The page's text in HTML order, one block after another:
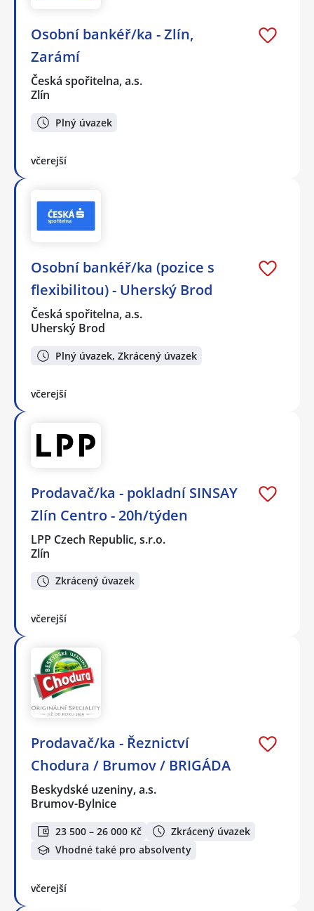
Osobní bankéř/ka - Zlín,
Zarámí
Česká spořitelna, a.s.
Zlín
Plný úvazek
včerejší
Osobní bankéř/ka (pozice s
flexibilitou) - Uherský Brod
Česká spořitelna, a.s.
Uherský Brod
Plný úvazek, Zkrácený úvazek
včerejší
Prodavač/ka - pokladní SINSAY
Zlín Centro - 20h/týden
LPP Czech Republic, s.r.o.
Zlín
Zkrácený úvazek
včerejší
Prodavač/ka - Řeznictví
Chodura / Brumov / BRIGÁDA
Beskydské uzeniny, a.s.
Brumov-Bylnice
23 500 – 26 000 Kč
Zkrácený úvazek
Vhodné také pro absolventy
včerejší